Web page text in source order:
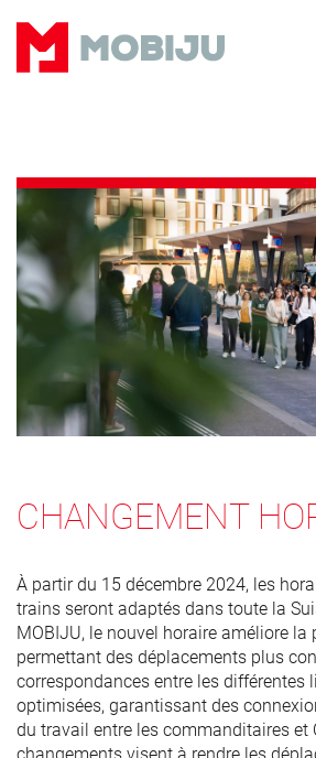
CHANGEMENT
À partir du 15 décembre 2024, les
trains seront adaptés dans toute la
MOBIJU, le nouvel horaire améliore la
permettant des déplacements plus
correspondances entre les différentes
optimisées, garantissant des
du travail entre les commanditaires et
changements visent à rendre les